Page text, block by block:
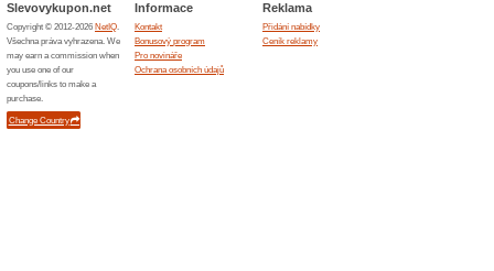
V e-shopu Pro-Outdoor.cz
vyprodání zásob například
Travellunch TĚSTOVINY